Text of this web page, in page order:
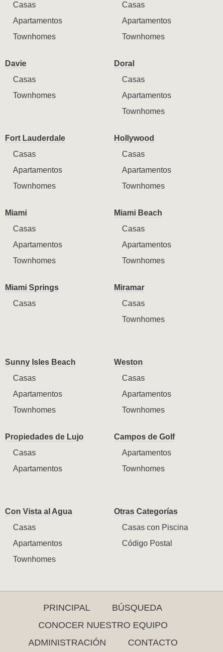
Casas
Apartamentos
Townhomes
Casas
Apartamentos
Townhomes
Davie
Casas
Townhomes
Doral
Casas
Apartamentos
Townhomes
Fort Lauderdale
Casas
Apartamentos
Townhomes
Hollywood
Casas
Apartamentos
Townhomes
Miami
Casas
Apartamentos
Townhomes
Miami Beach
Casas
Apartamentos
Townhomes
Miami Springs
Casas
Miramar
Casas
Townhomes
Sunny Isles Beach
Casas
Apartamentos
Townhomes
Weston
Casas
Apartamentos
Townhomes
Propiedades de Lujo
Casas
Apartamentos
Campos de Golf
Apartamentos
Townhomes
Con Vista al Agua
Casas
Apartamentos
Townhomes
Otras Categorías
Casas con Piscina
Código Postal
PRINCIPAL
BÚSQUEDA
CONOCER NUESTRO EQUIPO
ADMINISTRACIÓN
CONTACTO